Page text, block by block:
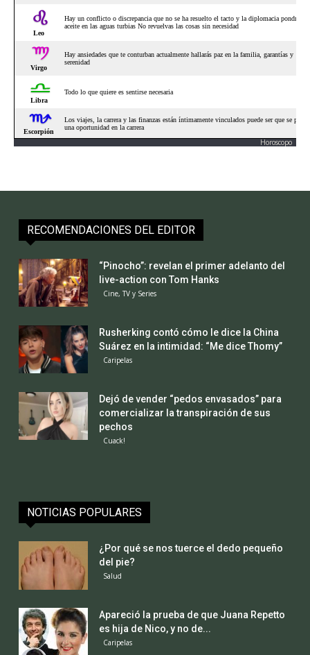
Horoscopo
RECOMENDACIONES DEL EDITOR
“Pinocho”: revelan el primer adelanto del
live-action con Tom Hanks
Cine, TV y Series
Rusherking contó cómo le dice la China
Suárez en la intimidad: “Me dice Thomy”
Caripelas
Dejó de vender “pedos envasados” para
comercializar la transpiración de sus
pechos
Cuack!
NOTICIAS POPULARES
¿Por qué se nos tuerce el dedo pequeño
del pie?
Salud
Apareció la prueba de que Juana Repetto
es hija de Nico, y no de...
Caripelas